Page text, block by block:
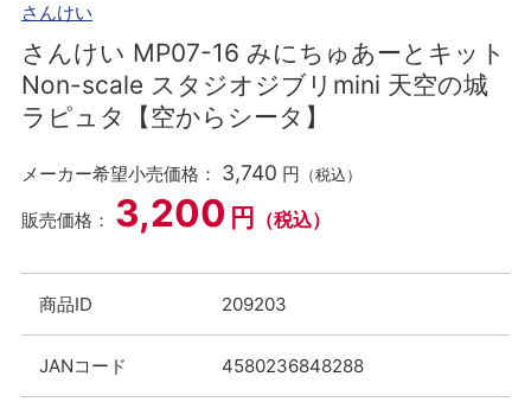
さんけい
さんけい MP07-16 みにちゅあーとキット
Non-scale スタジオジブリmini 天空の城
ラピュタ【空からシータ】
メーカー希望小売価格： 3,740 円 （税込）
販売価格： 3,200 円 （税込）
商品ID 209203
JANコード 4580236848288